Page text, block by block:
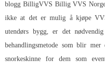
blogg BilligVVS Billig VVS
ikke at det er mulig å kjøpe
utendørs bygg, er det
behandlingsmetode som blir
snorkeskinne for dem som